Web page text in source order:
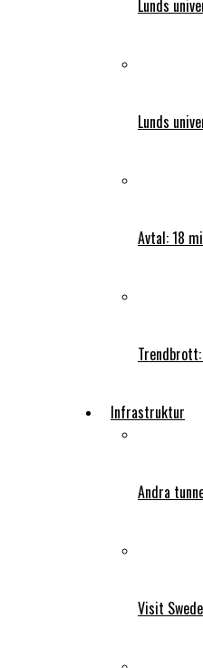
Lunds
Lunds
Avtal: 18
Infrastruktur
Andra
Visit